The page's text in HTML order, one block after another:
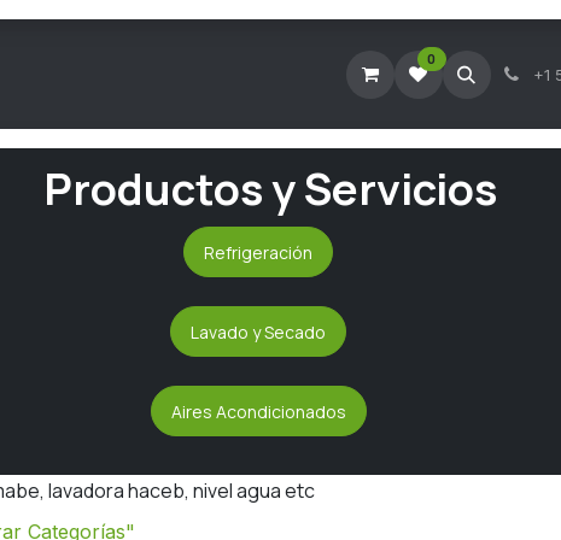
Agendar Visita Técnica Consultar Tickets
0
+1
Productos y Servicios
Refrigeración
Lavado y Secado
Aires Acondicionados
lavadora haceb, nivel agua etc
Categorías"